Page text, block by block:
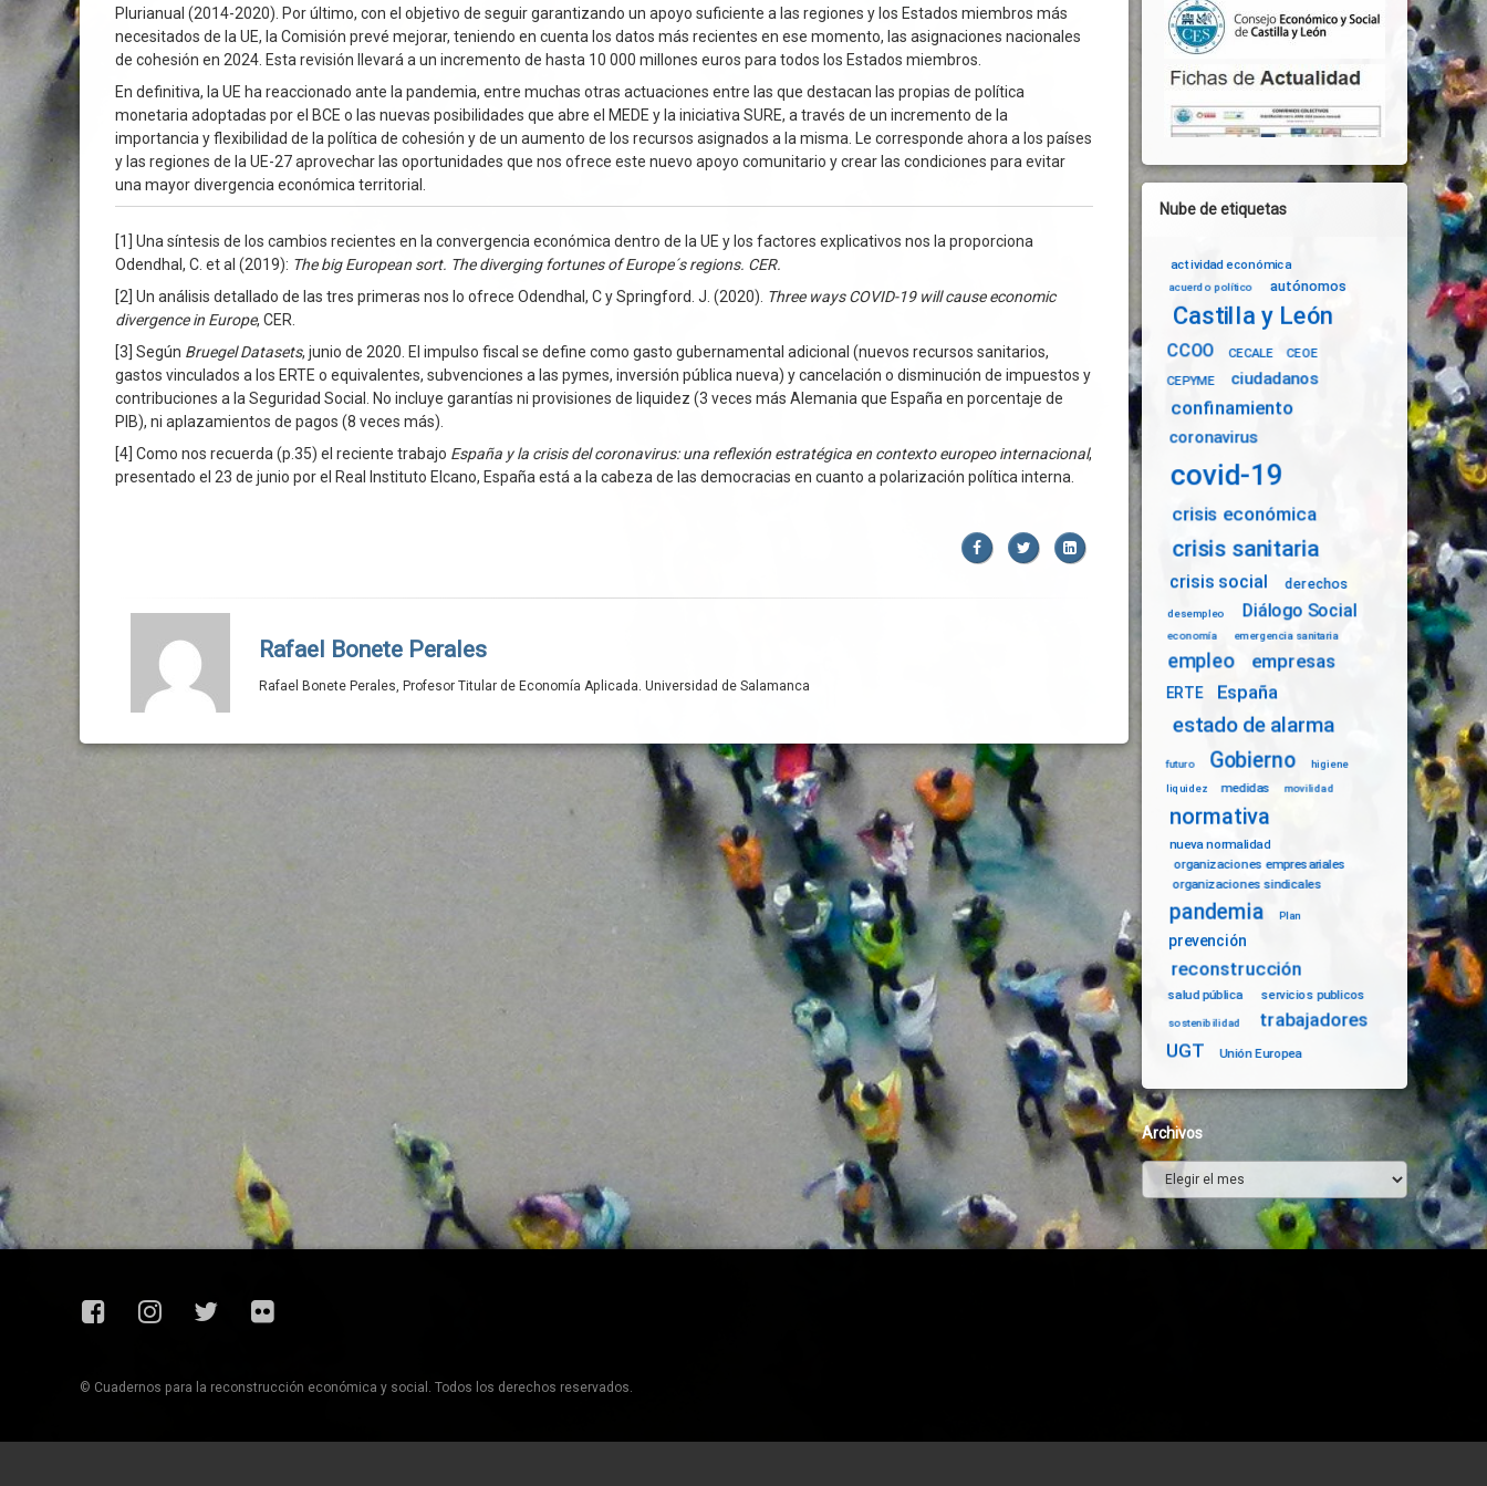
Plurianual (2014-2020). Por último, con el objetivo de seguir garantizando un apoyo suficiente a las regiones y los Estados miembros más
necesitados de la UE, la Comisión prevé mejorar, teniendo en cuenta los datos más recientes en ese momento, las asignaciones nacionales
de cohesión en 2024. Esta revisión llevará a un incremento de hasta 10 000 millones euros para todos los Estados miembros.
En definitiva, la UE ha reaccionado ante la pandemia, entre muchas otras actuaciones entre las que destacan las propias de política
monetaria adoptadas por el BCE o las nuevas posibilidades que abre el MEDE y la iniciativa SURE, a través de un incremento de la
importancia y flexibilidad de la política de cohesión y de un aumento de los recursos asignados a la misma. Le corresponde ahora a los países
y las regiones de la UE-27 aprovechar las oportunidades que nos ofrece este nuevo apoyo comunitario y crear las condiciones para evitar
una mayor divergencia económica territorial.
[1] Una síntesis de los cambios recientes en la convergencia económica dentro de la UE y los factores explicativos nos la proporciona
Odendhal, C. et al (2019): The big European sort. The diverging fortunes of Europe´s regions. CER.
[2] Un análisis detallado de las tres primeras nos lo ofrece Odendhal, C y Springford. J. (2020). Three ways COVID-19 will cause economic
divergence in Europe, CER.
[3] Según Bruegel Datasets, junio de 2020. El impulso fiscal se define como gasto gubernamental adicional (nuevos recursos sanitarios,
gastos vinculados a los ERTE o equivalentes, subvenciones a las pymes, inversión pública nueva) y cancelación o disminución de impuestos y
contribuciones a la Seguridad Social. No incluye garantías ni provisiones de liquidez (3 veces más Alemania que España en porcentaje de
PIB), ni aplazamientos de pagos (8 veces más).
[4] Como nos recuerda (p.35) el reciente trabajo España y la crisis del coronavirus: una reflexión estratégica en contexto europeo internacional,
presentado el 23 de junio por el Real Instituto Elcano, España está a la cabeza de las democracias en cuanto a polarización política interna.
FacebookTwitterLinkedIn
Rafael Bonete Perales
Rafael Bonete Perales, Profesor Titular de Economía Aplicada. Universidad de Salamanca
Nube de etiquetas
actividad económica
acuerdo político autónomos
Castilla y León
CCOO CECALE
CEOE
CEPYME
ciudadanos
confinamiento
coronavirus
covid-19
crisis económica
crisis sanitaria
crisis social derechos
desempleo Diálogo Social
economía emergencia sanitaria
empleo empresas
ERTE España
estado de alarma
futuro Gobierno higiene
liquidez medidas movilidad
normativa
nueva normalidad
organizaciones empresariales
organizaciones sindicales
pandemia Plan
prevención
reconstrucción
salud pública servicios publicos
sostenibilidad
trabajadores
UGT
Unión Europea
Archivos
Archivos
FacebookInstagram
TwitterFlickr
© Cuadernos para la reconstrucción económica y social. Todos los derechos reservados.